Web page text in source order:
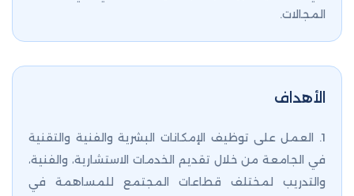
المجالات.
الأهداف
1. العمل على توظيف الإمكانات البشرية والفنية والتقنية
في الجامعة من خلال تقديم الخدمات الاستشارية، والفنية،
والتدريب لمختلف قطاعات المجتمع للمساهمة في